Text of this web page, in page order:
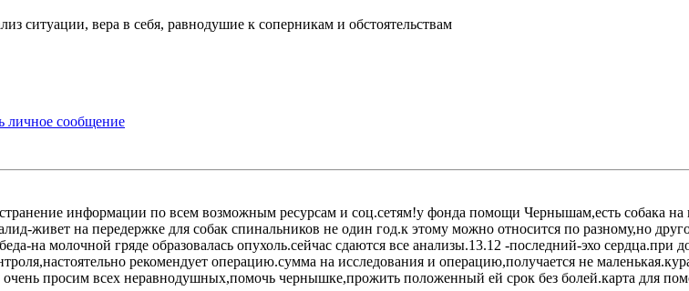
ситуации, вера в себя, равнодушие к соперникам и обстоятельствам
информации по всем возможным ресурсам и соц.сетям!у фонда помощи Чернышам,есть собака на
живет на передержке для собак спинальников не один год.к этому можно относится по разному,но
на молочной гряде образовалась опухоль.сейчас сдаются все анализы.13.12 -последний-эхо сердца.при
рекомендует операцию.сумма на исследования и операцию,получается не
очень просим всех неравнодушных,помочь чернышке,прожить положенный ей срок без болей.карта для